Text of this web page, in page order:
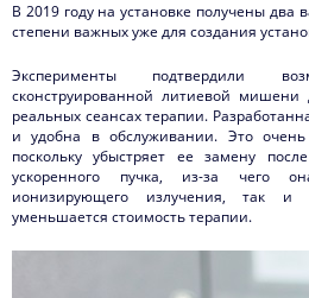
В 2019 году на установке получены два
степени важных уже для создания
Эксперименты подтвердили
сконструированной литиевой
реальных сеансах терапии.
и удобна в обслуживании. Это
поскольку убыстряет ее замену
ускоренного пучка, из-за чего
ионизирующего излучения, так и
уменьшается стоимость терапии.